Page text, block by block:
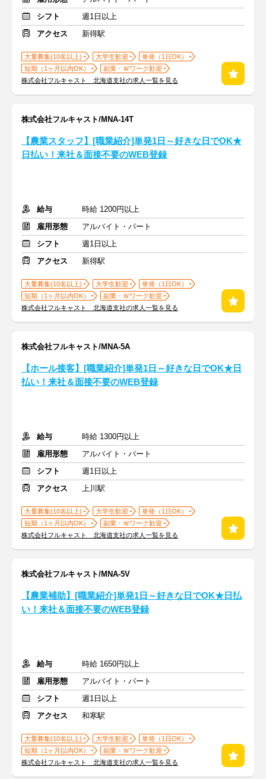
シフト
週1日以上
アクセス
新得駅
大量募集(10名以上) 大学生歓迎
単発（1日OK）
短期（1ヶ月以内OK）
副業・Ｗワーク歓迎
株式会社フルキャスト 北海道支社の求人一覧を見る
株式会社フルキャスト/MNA-14T
【農業スタッフ】[職業紹介]単発1日～好きな日でOK★
日払い！来社＆面接不要のWEB登録
給与
時給 1200円以上
雇用形態
アルバイト・パート
シフト
週1日以上
アクセス
新得駅
大量募集(10名以上) 大学生歓迎
単発（1日OK）
短期（1ヶ月以内OK）
副業・Ｗワーク歓迎
株式会社フルキャスト 北海道支社の求人一覧を見る
株式会社フルキャスト/MNA-5A
【ホール接客】[職業紹介]単発1日～好きな日でOK★日
払い！来社＆面接不要のWEB登録
給与
時給 1300円以上
雇用形態
アルバイト・パート
シフト
週1日以上
アクセス
上川駅
大量募集(10名以上) 大学生歓迎
単発（1日OK）
短期（1ヶ月以内OK）
副業・Ｗワーク歓迎
株式会社フルキャスト 北海道支社の求人一覧を見る
株式会社フルキャスト/MNA-5V
【農業補助】[職業紹介]単発1日～好きな日でOK★日払
い！来社＆面接不要のWEB登録
給与
時給 1650円以上
雇用形態
アルバイト・パート
シフト
週1日以上
アクセス
和寒駅
大量募集(10名以上) 大学生歓迎
単発（1日OK）
短期（1ヶ月以内OK）
副業・Ｗワーク歓迎
株式会社フルキャスト 北海道支社の求人一覧を見る